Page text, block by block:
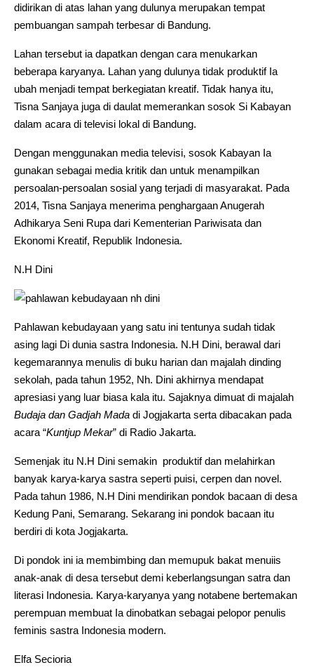
didirikan di atas lahan yang dulunya merupakan tempat
pembuangan sampah terbesar di Bandung.
Lahan tersebut ia dapatkan dengan cara menukarkan
beberapa karyanya. Lahan yang dulunya tidak produktif Ia
ubah menjadi tempat berkegiatan kreatif. Tidak hanya itu,
Tisna Sanjaya juga di daulat memerankan sosok Si Kabayan
dalam acara di televisi lokal di Bandung.
Dengan menggunakan media televisi, sosok Kabayan Ia
gunakan sebagai media kritik dan untuk menampilkan
persoalan-persoalan sosial yang terjadi di masyarakat. Pada
2014, Tisna Sanjaya menerima penghargaan Anugerah
Adhikarya Seni Rupa dari Kementerian Pariwisata dan
Ekonomi Kreatif, Republik Indonesia.
N.H Dini
Pahlawan kebudayaan yang satu ini tentunya sudah tidak
asing lagi Di dunia sastra Indonesia. N.H Dini, berawal dari
kegemarannya menulis di buku harian dan majalah dinding
sekolah, pada tahun 1952, Nh. Dini akhirnya mendapat
apresiasi yang luar biasa kala itu. Sajaknya dimuat di majalah
Budaja dan Gadjah Mada di Jogjakarta serta dibacakan pada
acara “Kuntjup Mekar” di Radio Jakarta.
Semenjak itu N.H Dini semakin produktif dan melahirkan
banyak karya-karya sastra seperti puisi, cerpen dan novel.
Pada tahun 1986, N.H Dini mendirikan pondok bacaan di desa
Kedung Pani, Semarang. Sekarang ini pondok bacaan itu
berdiri di kota Jogjakarta.
Di pondok ini ia membimbing dan memupuk bakat menuiis
anak-anak di desa tersebut demi keberlangsungan satra dan
literasi Indonesia. Karya-karyanya yang notabene bertemakan
perempuan membuat Ia dinobatkan sebagai pelopor penulis
feminis sastra Indonesia modern.
Elfa Secioria